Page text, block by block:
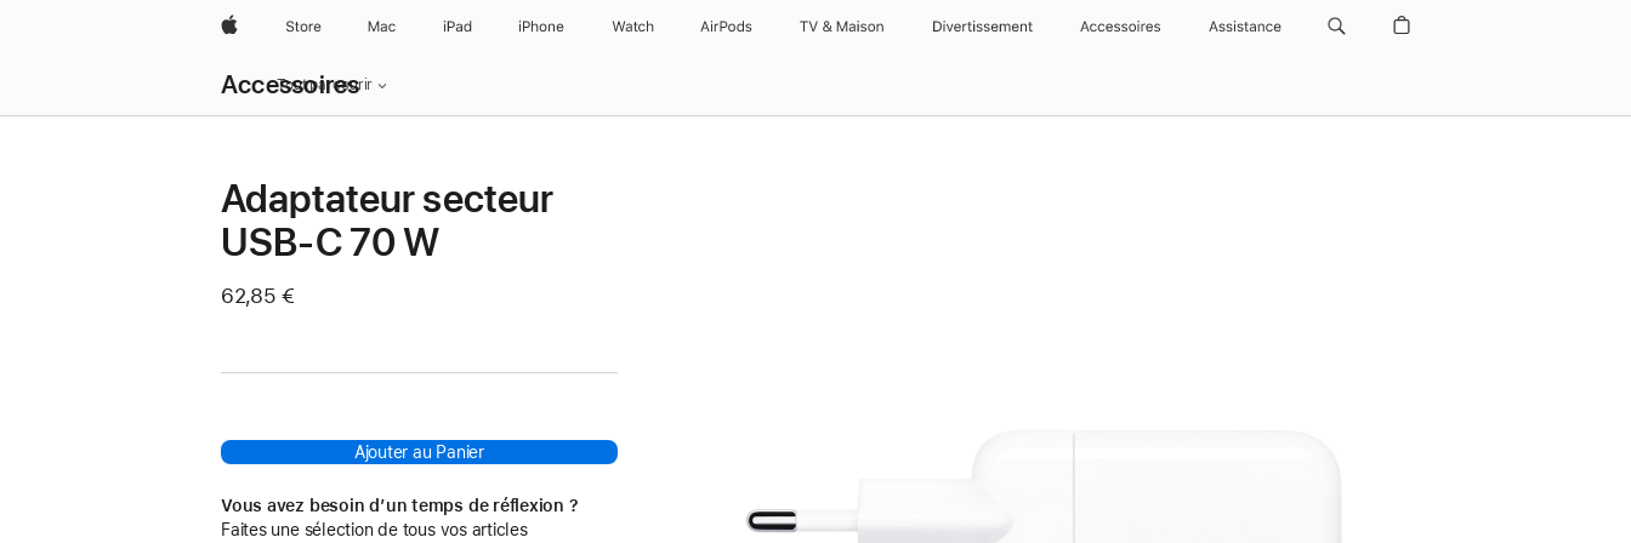
AppleStore Mac iPad iPhone Watch AirPods TV & Maison Divertissements Accessoires Assistance
Accessoires
locale
Ouvrir
Tout parcourir
Adaptateur secteur
USB‑C 70 W
62,85 €
Ajouter au Panier
Vous avez besoin d’un temps de réflexion ?
Faites une sélection de tous vos articles